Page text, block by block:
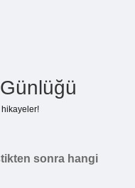
sonra hangi